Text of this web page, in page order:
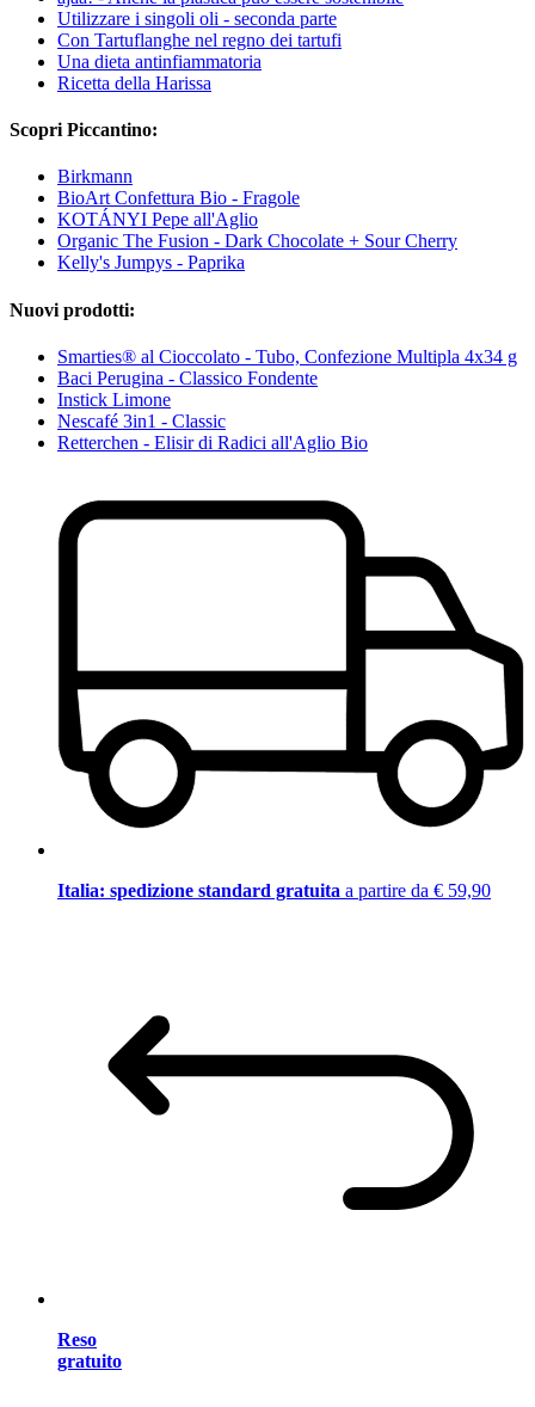
Utilizzare i singoli oli - seconda parte
Con Tartuflanghe nel regno dei tartufi
Una dieta antinfiammatoria
Ricetta della Harissa
Scopri Piccantino:
Birkmann
BioArt Confettura Bio - Fragole
KOTÁNYI Pepe all'Aglio
Organic The Fusion - Dark Chocolate + Sour Cherry
Kelly's Jumpys - Paprika
Nuovi prodotti:
Smarties® al Cioccolato - Tubo, Confezione Multipla 4x34 g
Baci Perugina - Classico Fondente
Instick Limone
Nescafé 3in1 - Classic
Retterchen - Elisir di Radici all'Aglio Bio
Italia: spedizione standard gratuita a partire da € 59,90
Reso
gratuito